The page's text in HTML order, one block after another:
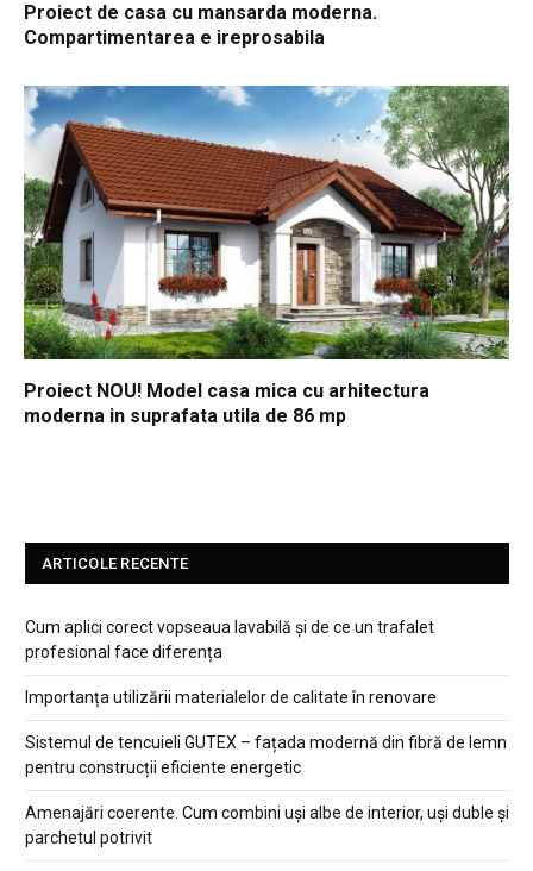
Proiect de casa cu mansarda moderna.
Compartimentarea e ireprosabila
Proiect NOU! Model casa mica cu arhitectura
moderna in suprafata utila de 86 mp
ARTICOLE RECENTE
Cum aplici corect vopseaua lavabilă și de ce un trafalet
profesional face diferența
Importanța utilizării materialelor de calitate în renovare
Sistemul de tencuieli GUTEX – fațada modernă din fibră de lemn
pentru construcții eficiente energetic
Amenajări coerente. Cum combini uși albe de interior, uși duble și
parchetul potrivit